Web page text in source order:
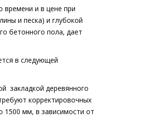
времени и в цене при
и песка) и глубокой
бетонного пола, дает
в следующей
закладкой деревянного
корректировочных
1500 мм, в зависимости от